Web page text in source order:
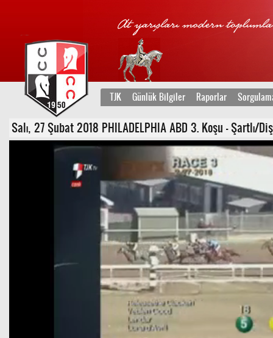
TJK Günlük Bilgiler Raporlar
Salı, 27 Şubat 2018 PHILADELPHIA ABD 3. Koşu - Şartlı/